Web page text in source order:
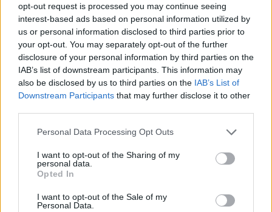
opt-out request is processed you may continue seeing
interest-based ads based on personal information utilized by
us or personal information disclosed to third parties prior to
your opt-out. You may separately opt-out of the further
disclosure of your personal information by third parties on the
IAB’s list of downstream participants. This information may
also be disclosed by us to third parties on the IAB’s List of
Downstream Participants that may further disclose it to other
Personal Data Processing Opt Outs
I want to opt-out of the Sharing of my
personal data.
Opted In
I want to opt-out of the Sale of my
Personal Data.
news
RELATED ARTICLES MORE FROM AUTHOR
cerveau ou le mettre en
Santé
Ménopause et
secret inattendu des
sous-vêtements à
d’hypertension à ne pas